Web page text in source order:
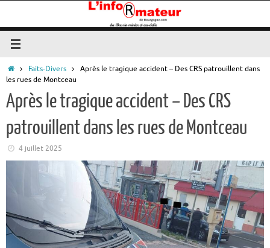
contenu
AccueilFaits-Divers
Après le tragique accident – Des CRS patrouillent dans
les rues de Montceau
Après le tragique accident – Des CRS
patrouillent dans les rues de Montceau
4 juillet 2025